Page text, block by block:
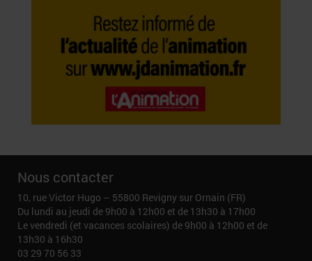
Nous contacter
10, rue Victor Hugo – 55800 Revigny sur Ornain (FR)
Du lundi au jeudi de 9h00 à 12h00 et de 13h30 à 17h00
Le vendredi (et vacances scolaires) de 9h00 à 12h00 et de
13h30 à 16h30
03 29 70 56 33